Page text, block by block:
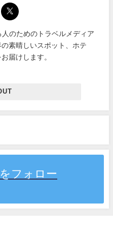
のためのトラベルメディア
素晴しいスポット、ホテ
届けします。
フォロー